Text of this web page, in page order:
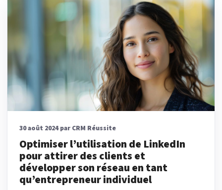
30 août 2024 par CRM Réussite
Optimiser l’utilisation de LinkedIn
pour attirer des clients et
développer son réseau en tant
qu’entrepreneur individuel